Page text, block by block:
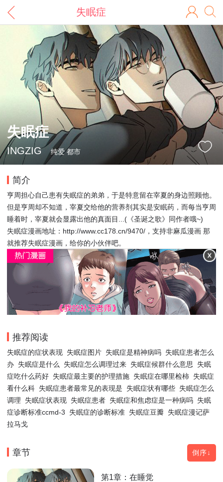
失眠症
失眠症
INGZIG 纯爱 都市
简介
亨周担心自己患有失眠症的弟弟，于是特意留在宰夏的身边照顾他。
但是亨周却不知道，宰夏交给他的营养剂其实是安眠药，而每当亨周
睡着时，宰夏就会显露出他的真面目...(《圣诞之歌》同作者哦~)
失眠症漫画地址：http://www.cc178.cn/9470/，支持非麻瓜漫画 那
就推荐失眠症漫画，给你的小伙伴吧。
推荐阅读
失眠症的症状表现 失眠症图片 失眠症是精神病吗 失眠症患者怎么
办 失眠症是什么 失眠症怎么调理过来 失眠症候群什么意思
失眠
症吃什么药好 失眠症最主要的护理措施 失眠症在哪里检柿 失眠症
看什么科 失眠症患者最常见的表现是 失眠症状有哪些 失眠症怎么
调理
失眠症状表现 失眠症患者 失眠症和焦虑症是一种病吗 失眠
症诊断标准ccmd-3
失眠症的诊断标准 失眠症豆瓣 失眠症漫记萨
拉马戈
章节 倒序↓
第1章：在睡觉